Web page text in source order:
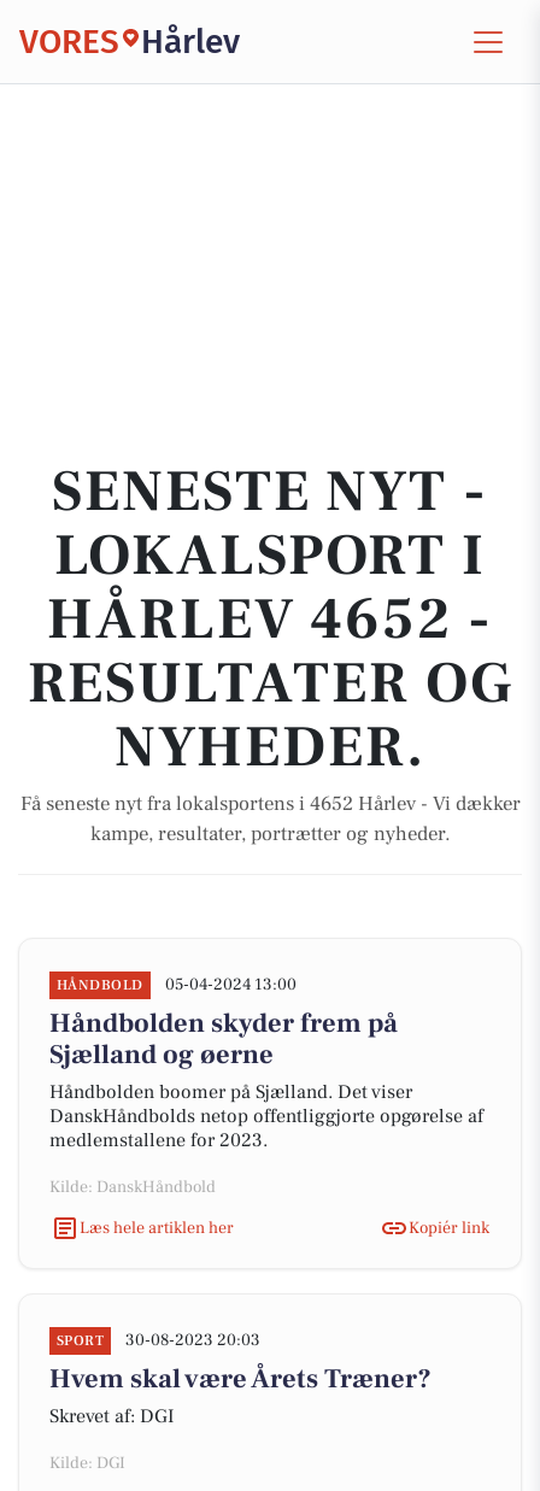
VORES Hårlev
SENESTE NYT -
LOKALSPORT I
HÅRLEV 4652 -
RESULTATER OG
NYHEDER.
Få seneste nyt fra lokalsportens i 4652 Hårlev - Vi dækker
kampe, resultater, portrætter og nyheder.
HÅNDBOLD 05-04-2024 13:00
Håndbolden skyder frem på
Sjælland og øerne
Håndbolden boomer på Sjælland. Det viser
DanskHåndbolds netop offentliggjorte opgørelse af
medlemstallene for 2023.
Kilde: DanskHåndbold
Læs hele artiklen her
Kopiér link
SPORT 30-08-2023 20:03
Hvem skal være Årets Træner?
Skrevet af: DGI
Kilde: DGI